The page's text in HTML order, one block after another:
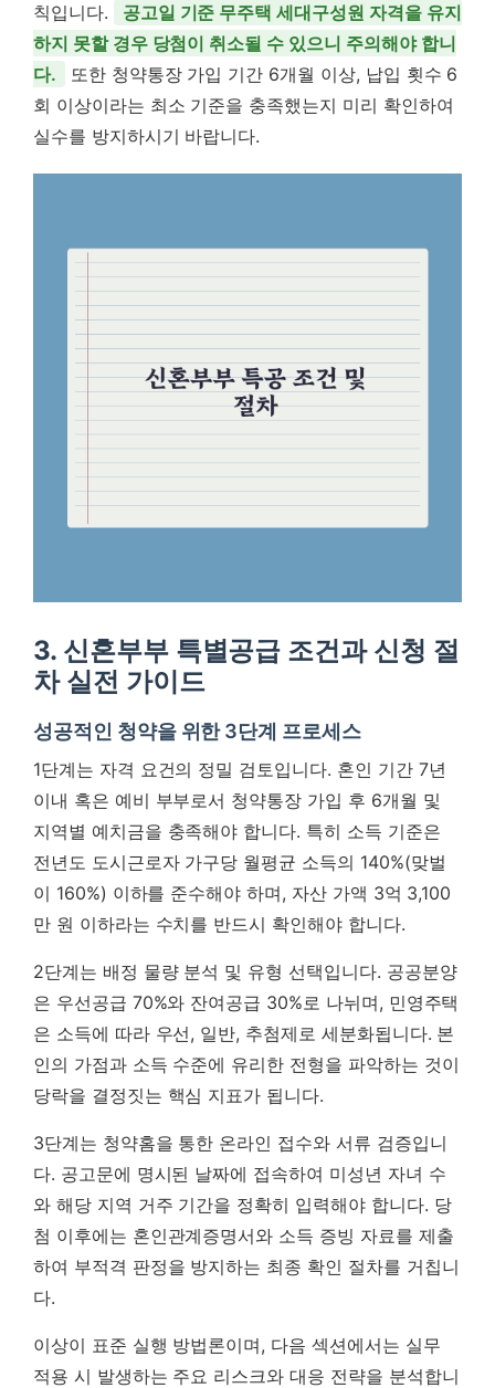
칙입니다.
공고일 기준 무주택 세대구성원 자격을 유지
하지 못할 경우 당첨이 취소될 수 있으니 주의해야 합니
다.
또한 청약통장 가입 기간 6개월 이상, 납입 횟수 6
회 이상이라는 최소 기준을 충족했는지 미리 확인하여
실수를 방지하시기 바랍니다.
3. 신혼부부 특별공급 조건과 신청 절
차 실전 가이드
성공적인 청약을 위한 3단계 프로세스
1단계는 자격 요건의 정밀 검토입니다. 혼인 기간 7년
이내 혹은 예비 부부로서 청약통장 가입 후 6개월 및
지역별 예치금을 충족해야 합니다. 특히 소득 기준은
전년도 도시근로자 가구당 월평균 소득의 140%(맞벌
이 160%) 이하를 준수해야 하며, 자산 가액 3억 3,100
만 원 이하라는 수치를 반드시 확인해야 합니다.
2단계는 배정 물량 분석 및 유형 선택입니다. 공공분양
은 우선공급 70%와 잔여공급 30%로 나뉘며, 민영주택
은 소득에 따라 우선, 일반, 추첨제로 세분화됩니다. 본
인의 가점과 소득 수준에 유리한 전형을 파악하는 것이
당락을 결정짓는 핵심 지표가 됩니다.
3단계는 청약홈을 통한 온라인 접수와 서류 검증입니
다. 공고문에 명시된 날짜에 접속하여 미성년 자녀 수
와 해당 지역 거주 기간을 정확히 입력해야 합니다. 당
첨 이후에는 혼인관계증명서와 소득 증빙 자료를 제출
하여 부적격 판정을 방지하는 최종 확인 절차를 거칩니
다.
이상이 표준 실행 방법론이며, 다음 섹션에서는 실무
적용 시 발생하는 주요 리스크와 대응 전략을 분석합니